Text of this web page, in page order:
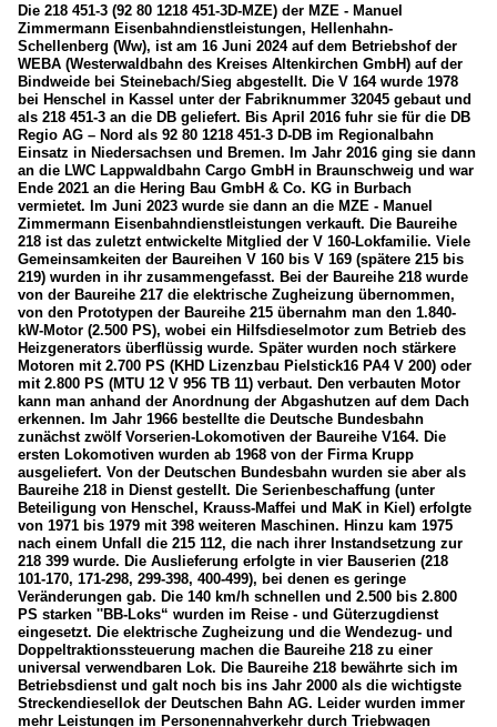
Die 218 451-3 (92 80 1218 451-3D-MZE) der MZE - Manuel
Zimmermann Eisenbahndienstleistungen, Hellenhahn-
Schellenberg (Ww), ist am 16 Juni 2024 auf dem Betriebshof der
WEBA (Westerwaldbahn des Kreises Altenkirchen GmbH) auf der
Bindweide bei Steinebach/Sieg abgestellt. Die V 164 wurde 1978
bei Henschel in Kassel unter der Fabriknummer 32045 gebaut und
als 218 451-3 an die DB geliefert. Bis April 2016 fuhr sie für die DB
Regio AG – Nord als 92 80 1218 451-3 D-DB im Regionalbahn
Einsatz in Niedersachsen und Bremen. Im Jahr 2016 ging sie dann
an die LWC Lappwaldbahn Cargo GmbH in Braunschweig und war
Ende 2021 an die Hering Bau GmbH & Co. KG in Burbach
vermietet. Im Juni 2023 wurde sie dann an die MZE - Manuel
Zimmermann Eisenbahndienstleistungen verkauft. Die Baureihe
218 ist das zuletzt entwickelte Mitglied der V 160-Lokfamilie. Viele
Gemeinsamkeiten der Baureihen V 160 bis V 169 (spätere 215 bis
219) wurden in ihr zusammengefasst. Bei der Baureihe 218 wurde
von der Baureihe 217 die elektrische Zugheizung übernommen,
von den Prototypen der Baureihe 215 übernahm man den 1.840-
kW-Motor (2.500 PS), wobei ein Hilfsdieselmotor zum Betrieb des
Heizgenerators überflüssig wurde. Später wurden noch stärkere
Motoren mit 2.700 PS (KHD Lizenzbau Pielstick16 PA4 V 200) oder
mit 2.800 PS (MTU 12 V 956 TB 11) verbaut. Den verbauten Motor
kann man anhand der Anordnung der Abgashutzen auf dem Dach
erkennen. Im Jahr 1966 bestellte die Deutsche Bundesbahn
zunächst zwölf Vorserien-Lokomotiven der Baureihe V164. Die
ersten Lokomotiven wurden ab 1968 von der Firma Krupp
ausgeliefert. Von der Deutschen Bundesbahn wurden sie aber als
Baureihe 218 in Dienst gestellt. Die Serienbeschaffung (unter
Beteiligung von Henschel, Krauss-Maffei und MaK in Kiel) erfolgte
von 1971 bis 1979 mit 398 weiteren Maschinen. Hinzu kam 1975
nach einem Unfall die 215 112, die nach ihrer Instandsetzung zur
218 399 wurde. Die Auslieferung erfolgte in vier Bauserien (218
101-170, 171-298, 299-398, 400-499), bei denen es geringe
Veränderungen gab. Die 140 km/h schnellen und 2.500 bis 2.800
PS starken ''BB-Loks“ wurden im Reise - und Güterzugdienst
eingesetzt. Die elektrische Zugheizung und die Wendezug- und
Doppeltraktionssteuerung machen die Baureihe 218 zu einer
universal verwendbaren Lok. Die Baureihe 218 bewährte sich im
Betriebsdienst und galt noch bis ins Jahr 2000 als die wichtigste
Streckendiesellok der Deutschen Bahn AG. Leider wurden immer
mehr Leistungen im Personennahverkehr durch Triebwagen